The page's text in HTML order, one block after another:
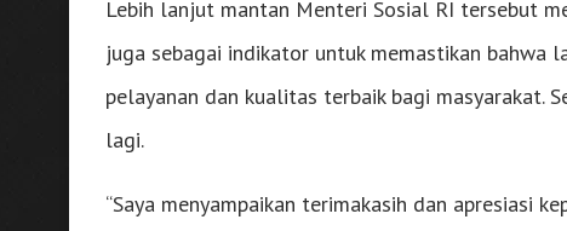
Lebih lanjut mantan Menteri Sosial RI tersebut
juga sebagai indikator untuk memastikan bahwa
pelayanan dan kualitas terbaik bagi masyarakat.
lagi.
“Saya menyampaikan terimakasih dan apresiasi